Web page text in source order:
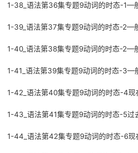
1-38_语法第36集专题9动词的时态-1—
1-39_语法第37集专题9动词的时态-2—
1-40_语法第38集专题9动词的时态-2—
1-41_语法第39集专题9动词的时态-3—
1-42_语法第40集专题9动词的时态-4现
1-43_语法第41集专题9动词的时态-5过
1-44_语法第42集专题9动词的时态-6现